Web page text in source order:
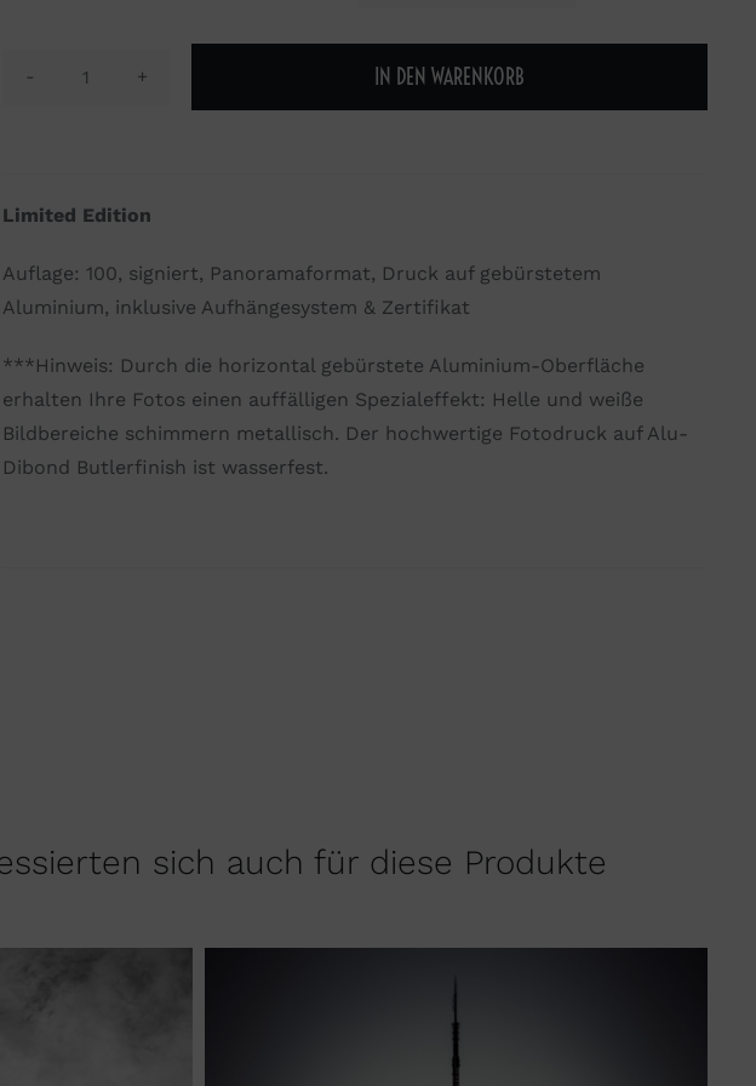
Sei
als
denkst.
Menge
IN DEN WARENKORB
Limited Edition
Auflage: 100, signiert, Panoramaformat, Druck auf gebürstetem
Aluminium, inklusive Aufhängesystem & Zertifikat
***Hinweis: Durch die horizontal gebürstete Aluminium-Oberfläche
erhalten Ihre Fotos einen auffälligen Spezialeffekt: Helle und weiße
Bildbereiche schimmern metallisch. Der hochwertige Fotodruck auf Alu-
Dibond Butlerfinish ist wasserfest.
sich auch für diese Produkte